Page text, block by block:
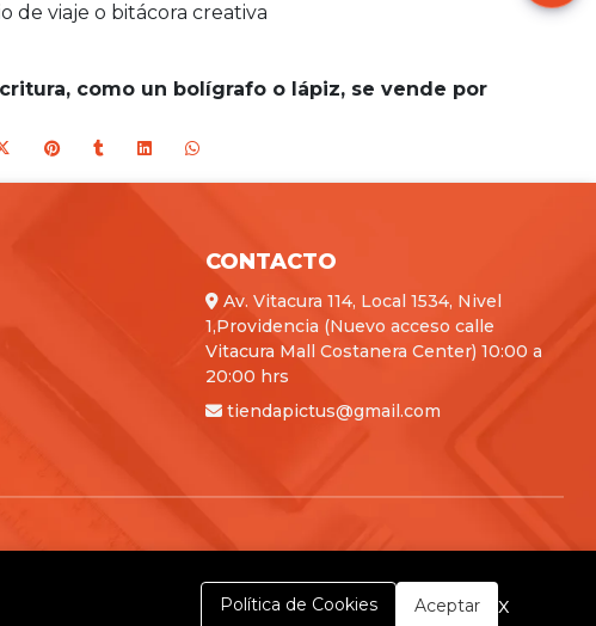
de viaje o bitácora creativa
como un bolígrafo o lápiz, se vende por
CONTACTO
Av. Vitacura 114, Local 1534, Nivel
1,Providencia (Nuevo acceso calle
Vitacura Mall Costanera Center) 10:00 a
20:00 hrs
tiendapictus@gmail.com
Política de Cookies Aceptar x